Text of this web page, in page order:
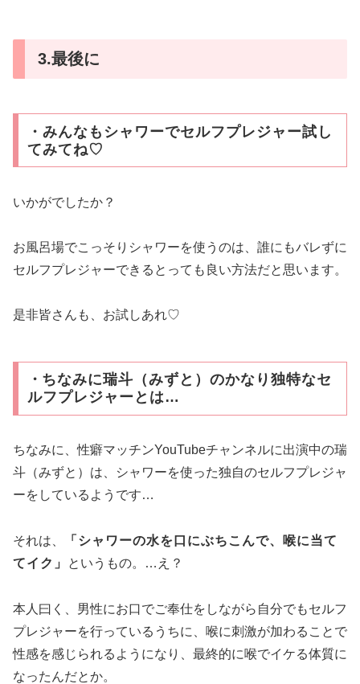
3.最後に
・みんなもシャワーでセルフプレジャー試し
てみてね♡
いかがでしたか？
お風呂場でこっそりシャワーを使うのは、誰にもバレずに
セルフプレジャーできるとっても良い方法だと思います。
是非皆さんも、お試しあれ♡
・ ちなみに瑞斗（みずと）のかなり独特なセ
ルフプレジャーとは…
ちなみに、性癖マッチンYouTubeチャンネルに出演中の瑞
斗（みずと）は、シャワーを使った独自のセルフプレジャ
ーをしているようです…
それは、
「シャワーの水を口にぶちこんで、喉に当て
てイク」
というもの。…え？
本人曰く、男性にお口でご奉仕をしながら自分でもセルフ
プレジャーを行っているうちに、喉に刺激が加わることで
性感を感じられるようになり、最終的に喉でイケる体質に
なったんだとか。